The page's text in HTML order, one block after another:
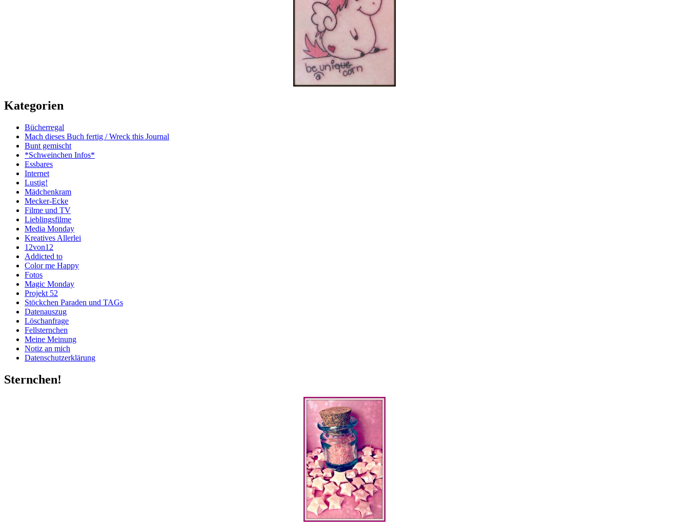
Kategorien
Bücherregal
Mach dieses Buch fertig / Wreck this Journal
Bunt gemischt
*Schweinchen Infos*
Essbares
Internet
Lustig!
Mädchenkram
Mecker-Ecke
Filme und TV
Lieblingsfilme
Media Monday
Kreatives Allerlei
12von12
Addicted to
Color me Happy
Fotos
Magic Monday
Projekt 52
Stöckchen Paraden und TAGs
Datenauszug
Löschanfrage
Fellsternchen
Meine Meinung
Notiz an mich
Datenschutzerklärung
Sternchen!